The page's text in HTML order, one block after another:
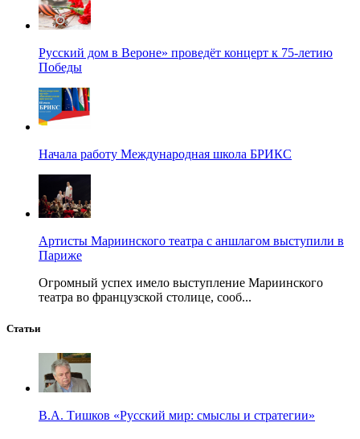
Русский дом в Вероне» проведёт концерт к 75-летию
Победы
Начала работу Международная школа БРИКС
Артисты Мариинского театра с аншлагом выступили в
Париже
Огромный успех имело выступление Мариинского
театра во французской столице, сооб...
Статьи
В.А. Тишков «Русский мир: смыслы и стратегии»